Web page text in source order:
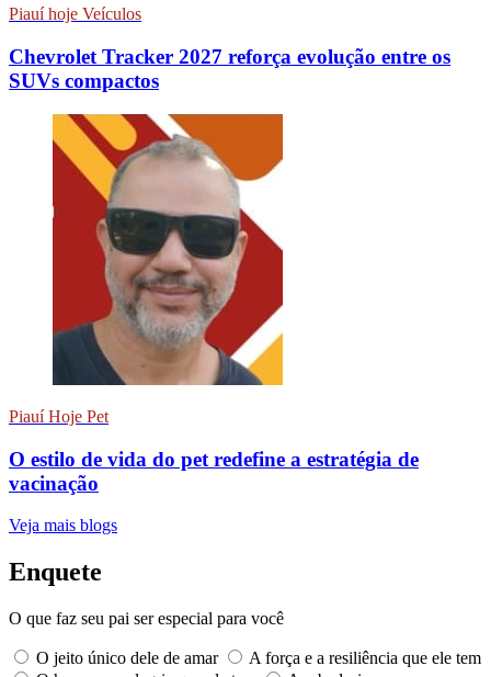
Piauí hoje Veículos
Chevrolet Tracker 2027 reforça evolução entre os
SUVs compactos
Piauí Hoje Pet
O estilo de vida do pet redefine a estratégia de
vacinação
Veja mais blogs
Enquete
O que faz seu pai ser especial para você
O jeito único dele de amar
A força e a resiliência que ele tem